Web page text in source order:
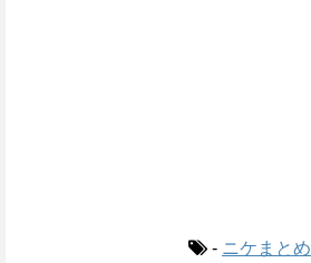
- ニケまとめ